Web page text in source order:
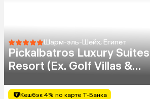
Шарм-эль-Шейх, Египет
Pickalbatros Luxury Suites
Resort (Ex. Golf Villas &
Кешбэк 4% по карте Т-Банка